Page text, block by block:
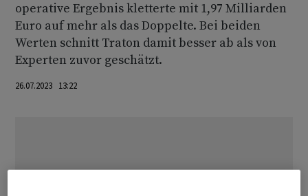
operative Ergebnis kletterte mit 1,97 Milliarden
Euro auf mehr als das Doppelte. Bei beiden
Werten schnitt Traton damit besser ab als von
Experten zuvor geschätzt.
26.07.2023 13:22